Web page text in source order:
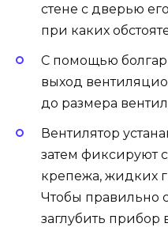
стене с дверью
при каких
С помощью
выход
до размера
Вентилятор
затем фиксируют
крепежа, жидких
Чтобы правильно
заглубить